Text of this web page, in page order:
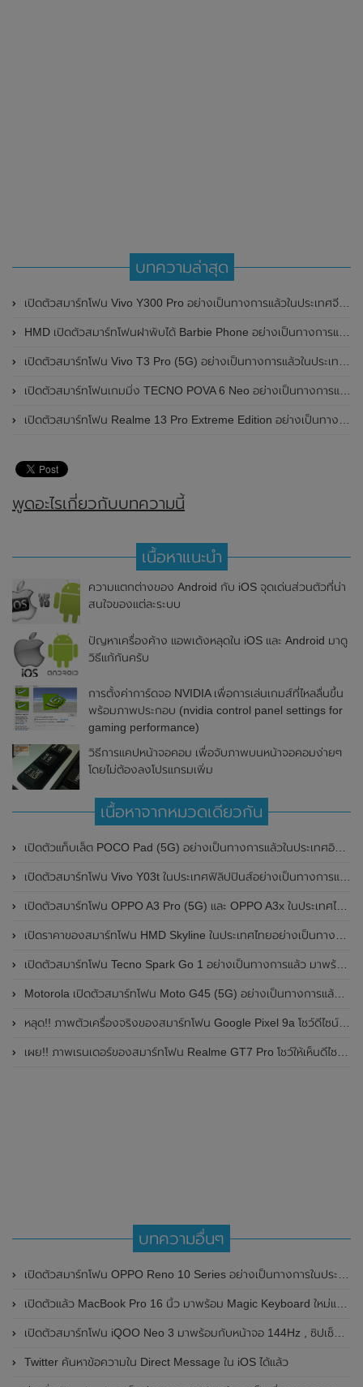
บทความล่าสุด
เปิดตัวสมาร์ทโฟน Vivo Y300 Pro อย่างเป็นทางการแล้วในประเทศจีน มาพร้อมดีไซน์พรีเมี่ยม ทนทาน และแบตเตอรี่สุดอึดขนาดใหญ่ 6,500mAh พร้อมรองรับการชาร์จไว 80W
HMD เปิดตัวสมาร์ทโฟนฝาพับได้ Barbie Phone อย่างเป็นทางการแล้ว มาพร้อมธีมสีชมพูสดใส
เปิดตัวสมาร์ทโฟน Vivo T3 Pro (5G) อย่างเป็นทางการแล้วในประเทศอินเดีย
เปิดตัวสมาร์ทโฟนเกมมิ่ง TECNO POVA 6 Neo อย่างเป็นทางการแล้วในประเทศไทย ในราคา 8,499 บาท
เปิดตัวสมาร์ทโฟน Realme 13 Pro Extreme Edition อย่างเป็นทางการแล้วในประเทศจีน
พูดอะไรเกี่ยวกับบทความนี้
เนื้อหาแนะนำ
ความแตกต่างของ Android กับ iOS จุดเด่นส่วนตัวที่น่า
สนใจของแต่ละระบบ
ปัญหาเครื่องค้าง แอพเด้งหลุดใน iOS และ Android มาดู
วิธีแก้กันครับ
การตั้งค่าการ์ดจอ NVIDIA เพื่อการเล่นเกมส์ที่ไหลลื่นขึ้น
พร้อมภาพประกอบ (nvidia control panel settings for
gaming performance)
วิธีการแคปหน้าจอคอม เพื่อจับภาพบนหน้าจอคอมง่ายๆ
โดยไม่ต้องลงโปรแกรมเพิ่ม
เนื้อหาจากหมวดเดียวกัน
เปิดตัวแท็บเล็ต POCO Pad (5G) อย่างเป็นทางการแล้วในประเทศอินเดีย มาพร้อมชิปเซ็ต Snapdragon 7s Gen 2 ของ Qualcomm และรองรับเครือข่าย 5G
เปิดตัวสมาร์ทโฟน Vivo Y03t ในประเทศฟิลิปปินส์อย่างเป็นทางการแล้ว มาพร้อมชิปเซ็ต Unisoc T612 , กล้องหลัง ความละเอียด 13MP , แบตเตอรี่ 5,000mAh และหน้าจอแสดงผล LCD / 90Hz
เปิดตัวสมาร์ทโฟน OPPO A3 Pro (5G) และ OPPO A3x ในประเทศไทยอย่างเป็นทางการแล้ว ในราคาเริ่มต้นเพียง 3,999 บาท
เปิดราคาของสมาร์ทโฟน HMD Skyline ในประเทศไทยอย่างเป็นทางการแล้ว ราคา 14,990 บาท
เปิดตัวสมาร์ทโฟน Tecno Spark Go 1 อย่างเป็นทางการแล้ว มาพร้อมหน้าจอแสดงผล LCD / 120Hz , แบตเตอรี่ 5,000mAh และใช้ชิปเซ็ต Unisoc
Motorola เปิดตัวสมาร์ทโฟน Moto G45 (5G) อย่างเป็นทางการแล้วในอินเดีย
หลุด!! ภาพตัวเครื่องจริงของสมาร์ทโฟน Google Pixel 9a โชว์ดีไซน์ใหม่ กล้องหลังแบนราบ ไม่มีกรอบของกล้องแล้ว
เผย!! ภาพเรนเดอร์ของสมาร์ทโฟน Realme GT7 Pro โชว์ให้เห็นดีไซน์ใหม่ พร้อมเผยรายละเอียดสเปกที่สำคัญบางส่วน
บทความอื่นๆ
เปิดตัวสมาร์ทโฟน OPPO Reno 10 Series อย่างเป็นทางการในประเทศไทย ในราคาเริ่มต้นเเพียง 13,990 บาทเท่านั้น
เปิดตัวแล้ว MacBook Pro 16 นิ้ว มาพร้อม Magic Keyboard ใหม่และเร็วขึ้น ราคาเริ่มต้น 75,900 บาท
เปิดตัวสมาร์ทโฟน iQOO Neo 3 มาพร้อมกับหน้าจอ 144Hz , ซิปเซ็ต Snapdragon 865 และ ชาร์จอย่างรวดเร็วที่ 44W ในราคาย่อมเยาว์
Twitter ค้นหาข้อความใน Direct Message ใน iOS ได้แล้ว